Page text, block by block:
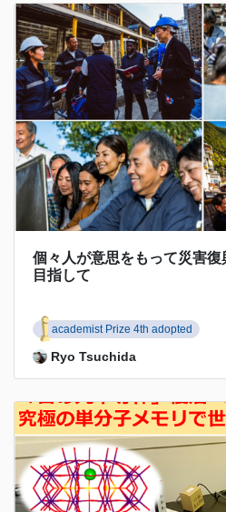
個々人が意思をもって災害
目指して
academist Prize 4th adopted
Ryo Tsuchida